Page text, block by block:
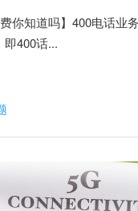
费你知道吗】400电话业
400话...